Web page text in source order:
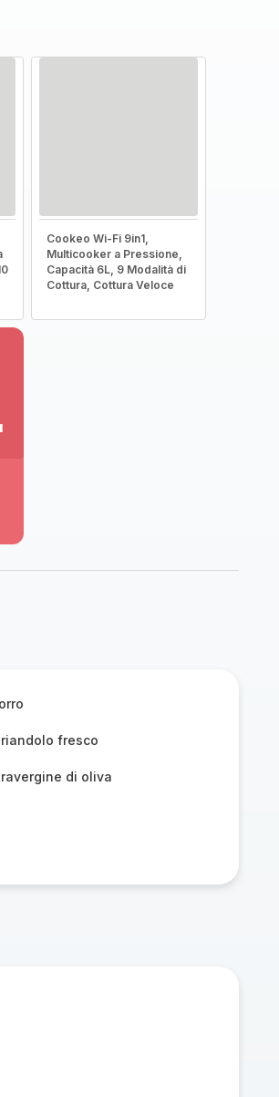
Cookeo Wi-Fi 9in1,
Multicooker a Pressione,
Capacità 6L, 9 Modalità di
Cottura, Cottura Veloce
fresco
di oliva